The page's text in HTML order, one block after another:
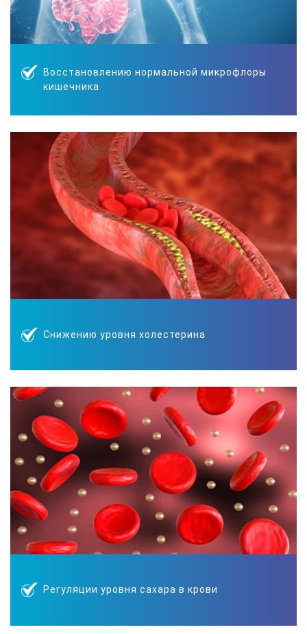
Восстановлению нормальной микрофлоры
кишечника
Снижению уровня холестерина
Регуляции уровня сахара в крови